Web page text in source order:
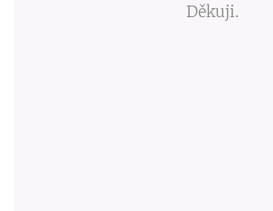
Děkuji.